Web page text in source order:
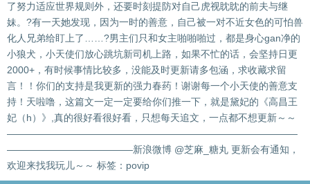
了努力适应世界规则外，还要时刻提防对自己虎视眈眈的前夫与继
妹。?有一天她发现，因为一时的善意，自己被一对不近女色的可怕兽
化人兄弟给盯上了……?男主们只和女主啪啪啪过，都是身心gan净的
小狼犬，小天使们放心跳坑新司机上路，如果不忙的话，会坚持日更
2000+，有时候事情比较多，没能及时更新请多包涵，求收藏求留
言！！你们的支持是我更新的强力春药！谢谢每一个小天使的善意支
持！天啦噜，这篇文一定一定要给你们推一下，就是黛妃的《高昌王
妃（h）》,真的很好看很好看，只想每天追文，一点都不想更新～～
——————————————————————————————
—————————————新浪微博 @芝麻_糖丸 更新会有通知，
欢迎来找我玩儿～～ 标签：povip